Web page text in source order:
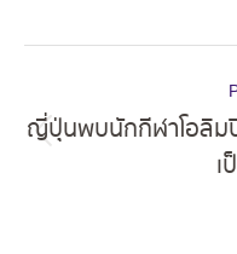
navigation
ญี่ปุ่นพบนักกีฬาโอลิม
เ